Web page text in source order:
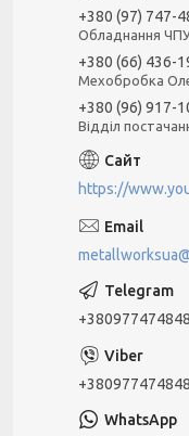
+380 (97) 747-
Обладнання
+380 (66) 436-
Мехобробка
+380 (96) 917-
Відділ
+380977474848
+380977474848